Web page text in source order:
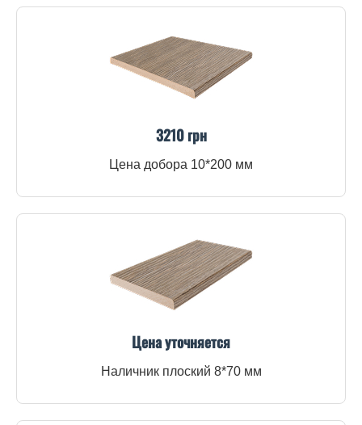
3210 грн
Цена добора 10*200 мм
Цена уточняется
Наличник плоский 8*70 мм